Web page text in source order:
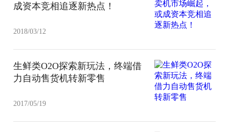
成资本竞相追逐新热点！
2018/03/12
生鲜类O2O探索新玩法，终端借
力自动售货机转新零售
2017/05/19